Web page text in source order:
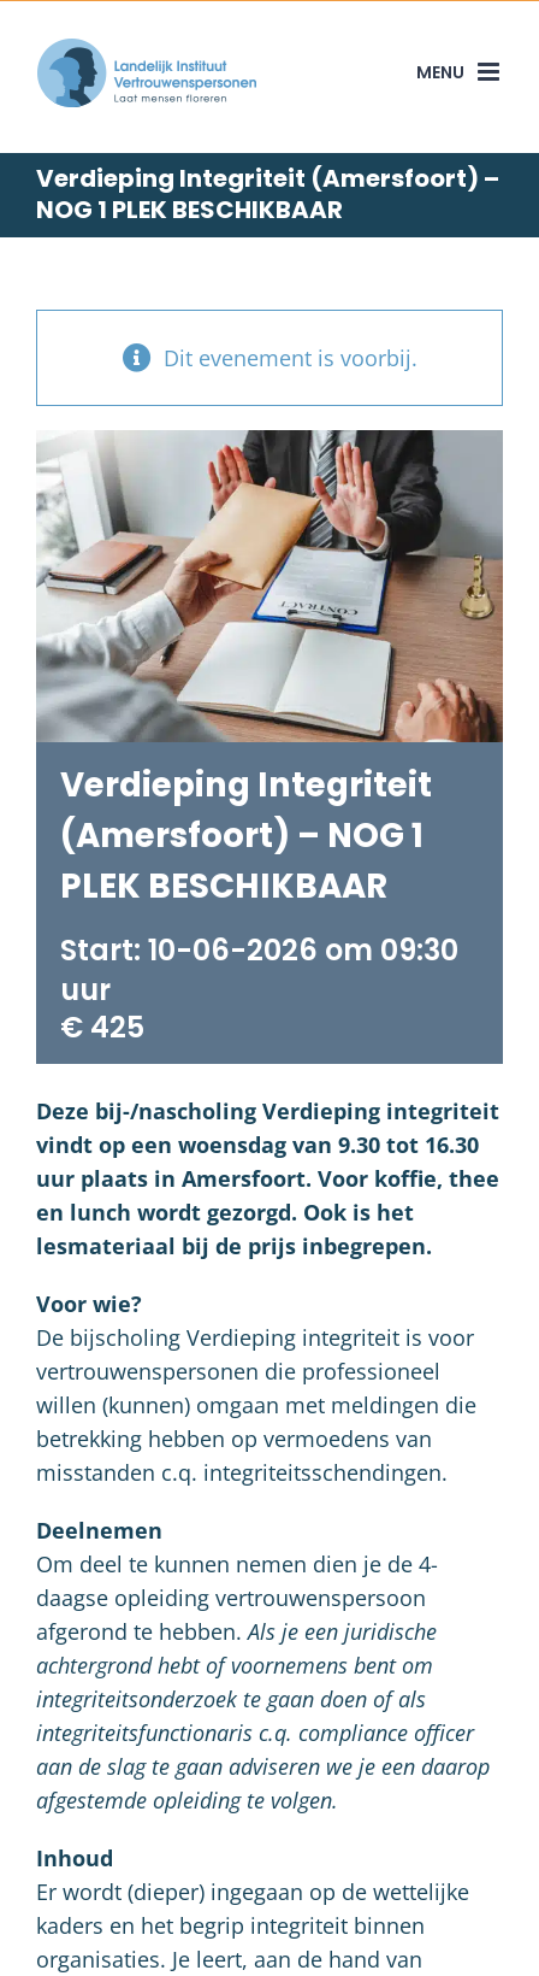
content
Verdieping Integriteit (Amersfoort) –
NOG 1 PLEK BESCHIKBAAR
Dit evenement is voorbij.
Verdieping Integriteit
(Amersfoort) – NOG 1
PLEK BESCHIKBAAR
10-06-2026 om 09:30
€ 425
Deze bij-/nascholing Verdieping integriteit
vindt op een woensdag van 9.30 tot 16.30
uur plaats in Amersfoort. Voor koffie, thee
en lunch wordt gezorgd. Ook is het
lesmateriaal bij de prijs inbegrepen.
Voor wie?
De bijscholing Verdieping integriteit is voor
vertrouwenspersonen die professioneel
willen (kunnen) omgaan met meldingen die
betrekking hebben op vermoedens van
misstanden c.q. integriteitsschendingen.
Deelnemen
Om deel te kunnen nemen dien je de 4-
daagse opleiding vertrouwenspersoon
afgerond te hebben.Als je een juridische
achtergrond hebt of voornemens bent om
integriteitsonderzoek te gaan doen of als
integriteitsfunctionaris c.q. compliance officer
aan de slag te gaan adviseren we je een daarop
afgestemde opleiding te volgen.
Inhoud
Er wordt (dieper) ingegaan op de wettelijke
kaders en het begrip integriteit binnen
organisaties. Je leert, aan de hand van